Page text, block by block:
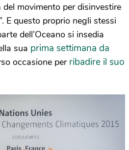
movimento per disinvestire
E questo proprio negli stessi
dell’Oceano si insedia
sua prima settimana da
occasione per ribadire il suo